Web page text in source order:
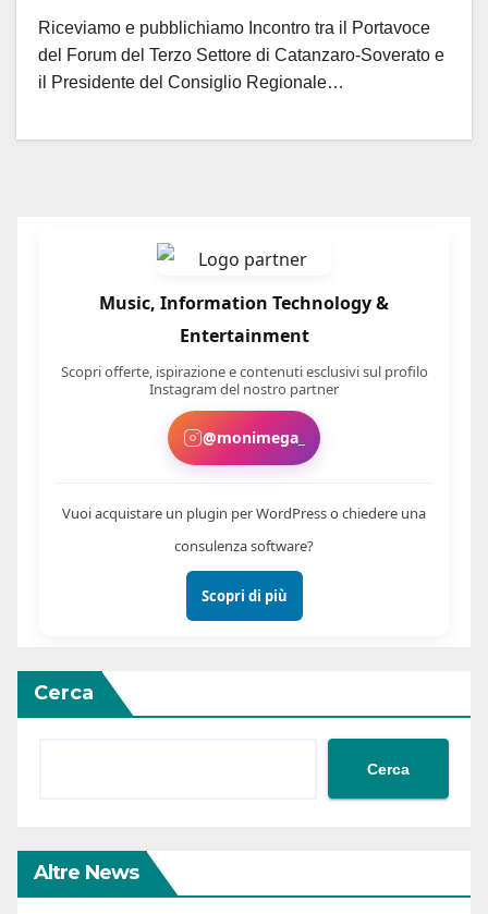
Riceviamo e pubblichiamo Incontro tra il Portavoce
del Forum del Terzo Settore di Catanzaro-Soverato e
il Presidente del Consiglio Regionale…
Cerca
Cerca
Altre News
Music, Information Technology &
Entertainment
Scopri offerte, ispirazione e contenuti esclusivi sul profilo
Instagram del nostro partner
@monimega_
Vuoi acquistare un plugin per WordPress o chiedere una
consulenza software?
Scopri di più